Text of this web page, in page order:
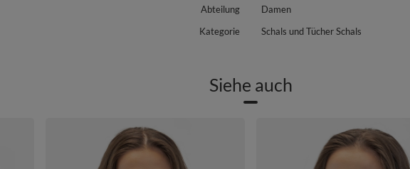
Abteilung
Damen
Kategorie
Schals und Tücher Schals
Siehe auch